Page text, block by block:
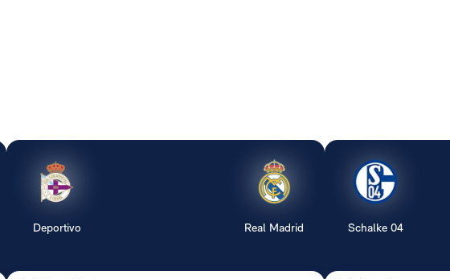
Deportivo Real Madrid Schalke 04